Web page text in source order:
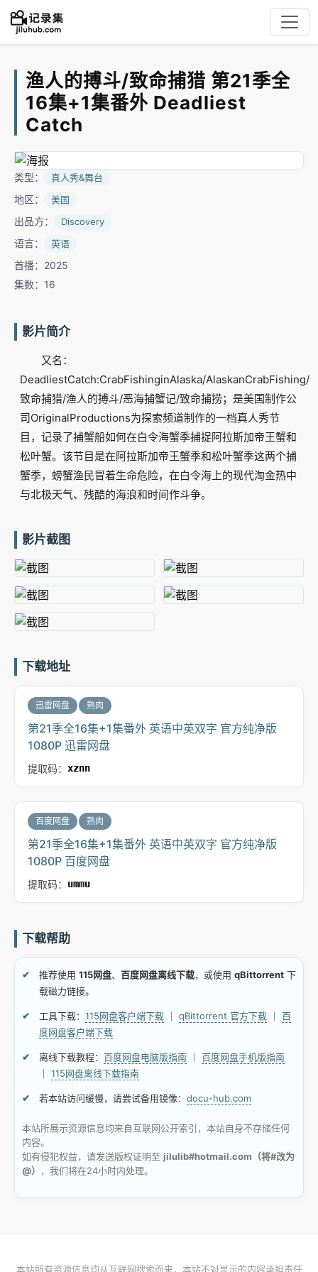
渔人的搏斗/致命捕猎 第21季全
16集+1集番外 Deadliest
Catch
类型： 真人秀&舞台
地区： 美国
出品方： Discovery
语言： 英语
首播：2025
集数：16
影片简介
又名：
DeadliestCatch:CrabFishinginAlaska/AlaskanCrabFishing/
致命捕猎/渔人的搏斗/恶海捕蟹记/致命捕捞；是美国制作公
司OriginalProductions为探索频道制作的一档真人秀节
目，记录了捕蟹船如何在白令海蟹季捕捉阿拉斯加帝王蟹和
松叶蟹。该节目是在阿拉斯加帝王蟹季和松叶蟹季这两个捕
蟹季，螃蟹渔民冒着生命危险，在白令海上的现代淘金热中
与北极天气、残酷的海浪和时间作斗争。
影片截图
下载地址
迅雷网盘 熟肉
第21季全16集+1集番外 英语中英双字 官方纯净版
1080P 迅雷网盘
提取码： xznn
百度网盘 熟肉
第21季全16集+1集番外 英语中英双字 官方纯净版
1080P 百度网盘
提取码： ummu
下载帮助
推荐使用 115网盘、 百度网盘离线下载，或使用 qBittorrent 下
载磁力链接。
工具下载： 115网盘客户端下载 qBittorrent 官方下载
百
度网盘客户端下载
离线下载教程： 百度网盘电脑版指南
百度网盘手机版指南
115网盘离线下载指南
若本站访问缓慢，请尝试备用镜像： docu-hub.com
本站所展示资源信息均来自互联网公开索引，本站自身不存储任何
内容。
如有侵犯权益，请发送版权证明至 jilulib#hotmail.com（将#改为
@）
，我们将在24小时内处理。
本站所有资源信息均从互联网搜索而来，本站不对显示的内容承担责任